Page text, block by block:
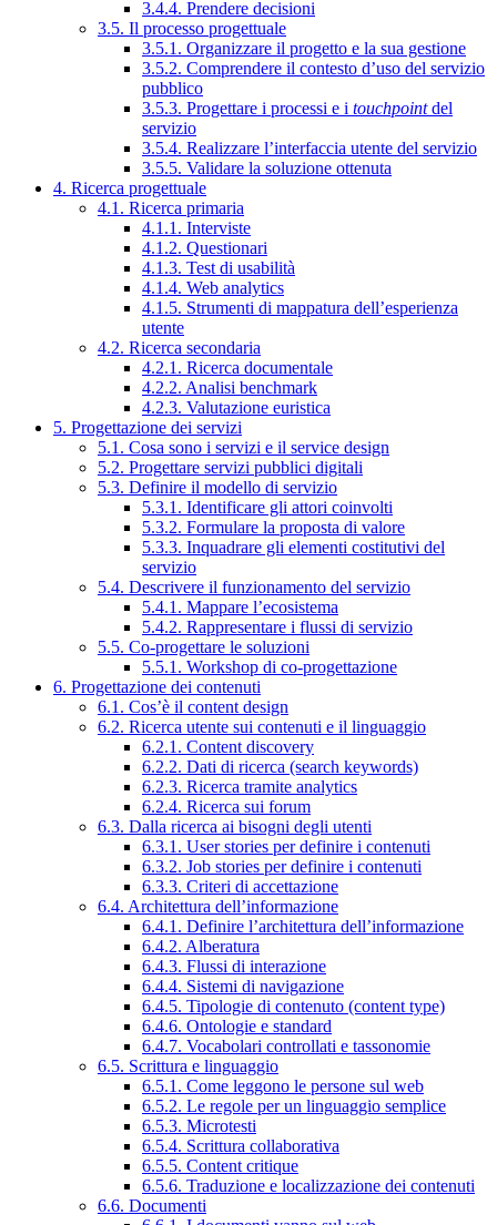
3.4.4. Prendere decisioni
3.5. Il processo progettuale
3.5.1. Organizzare il progetto e la sua gestione
3.5.2. Comprendere il contesto d’uso del servizio
pubblico
3.5.3. Progettare i processi e i touchpointdel
servizio
3.5.4. Realizzare l’interfaccia utente del servizio
3.5.5. Validare la soluzione ottenuta
4. Ricerca progettuale
4.1. Ricerca primaria
4.1.1. Interviste
4.1.2. Questionari
4.1.3. Test di usabilità
4.1.4. Web analytics
4.1.5. Strumenti di mappatura dell’esperienza
utente
4.2. Ricerca secondaria
4.2.1. Ricerca documentale
4.2.2. Analisi benchmark
4.2.3. Valutazione euristica
5. Progettazione dei servizi
5.1. Cosa sono i servizi e il service design
5.2. Progettare servizi pubblici digitali
5.3. Definire il modello di servizio
5.3.1. Identificare gli attori coinvolti
5.3.2. Formulare la proposta di valore
5.3.3. Inquadrare gli elementi costitutivi del
servizio
5.4. Descrivere il funzionamento del servizio
5.4.1. Mappare l’ecosistema
5.4.2. Rappresentare i flussi di servizio
5.5. Co-progettare le soluzioni
5.5.1. Workshop di co-progettazione
6. Progettazione dei contenuti
6.1. Cos’è il content design
6.2. Ricerca utente sui contenuti e il linguaggio
6.2.1. Content discovery
6.2.2. Dati di ricerca (search keywords)
6.2.3. Ricerca tramite analytics
6.2.4. Ricerca sui forum
6.3. Dalla ricerca ai bisogni degli utenti
6.3.1. User stories per definire i contenuti
6.3.2. Job stories per definire i contenuti
6.3.3. Criteri di accettazione
6.4. Architettura dell’informazione
6.4.1. Definire l’architettura dell’informazione
6.4.2. Alberatura
6.4.3. Flussi di interazione
6.4.4. Sistemi di navigazione
6.4.5. Tipologie di contenuto (content type)
6.4.6. Ontologie e standard
6.4.7. Vocabolari controllati e tassonomie
6.5. Scrittura e linguaggio
6.5.1. Come leggono le persone sul web
6.5.2. Le regole per un linguaggio semplice
6.5.3. Microtesti
6.5.4. Scrittura collaborativa
6.5.5. Content critique
6.5.6. Traduzione e localizzazione dei contenuti
6.6. Documenti